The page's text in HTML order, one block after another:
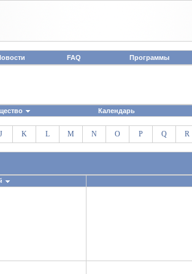
FAQ Программы
Календарь
J K L M N O P Q R